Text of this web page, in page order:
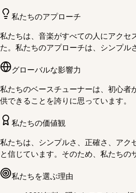
私たちのアプローチ
私たちは、音楽がすべての人にアクセ
た。私たちのアプローチは、シンプル
グローバルな影響力
私たちのベースチューナーは、初心者
供できることを誇りに思っています。
私たちの価値観
私たちは、シンプルさ、正確さ、アク
と信じています。そのため、私たちの
私たちを選ぶ理由